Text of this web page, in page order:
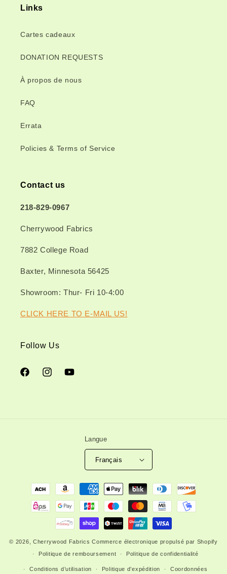
Links
Cartes cadeaux
DONATION REQUESTS
À propos de nous
FAQ
Errata
Policies & Terms of Service
Contact us
218-829-0967
Cherrywood Fabrics
7882 College Road
Baxter, Minnesota 56425
Showroom: Thur- Fri 10-4:00
CLICK HERE TO E-MAIL US!
Follow Us
FacebookInstagramYouTube
Langue
Français
Moyens
paiement
© 2026, Cherrywood Fabrics Commerce électronique propulsé par Shopify
Politique de remboursement
Politique de confidentialité
Conditions d’utilisation Politique d’expédition Coordonnées